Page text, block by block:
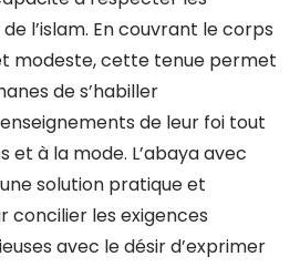
l’islam. En couvrant le corps
modeste, cette tenue permet
de s’habiller
de leur foi tout
à la mode. L’abaya avec
solution pratique et
les exigences
avec le désir d’exprimer